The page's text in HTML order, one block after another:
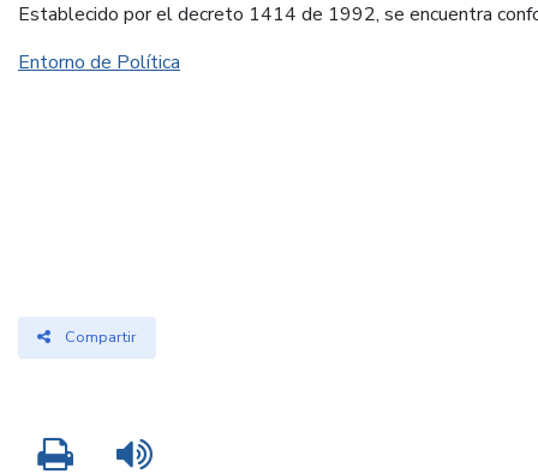
Establecido por el decreto 1414 de 1992, se encuentra
Entorno de Política
Compartir
Imprimir